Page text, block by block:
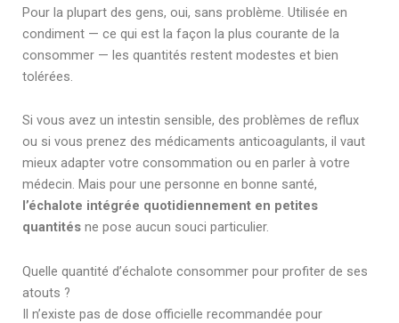
Pour la plupart des gens, oui, sans problème. Utilisée en
condiment — ce qui est la façon la plus courante de la
consommer — les quantités restent modestes et bien
tolérées.
Si vous avez un intestin sensible, des problèmes de reflux
ou si vous prenez des médicaments anticoagulants, il vaut
mieux adapter votre consommation ou en parler à votre
médecin. Mais pour une personne en bonne santé,
l’échalote intégrée quotidiennement en petites
quantitésne pose aucun souci particulier.
Quelle quantité d’échalote consommer pour profiter de ses
atouts ?
Il n’existe pas de dose officielle recommandée pour